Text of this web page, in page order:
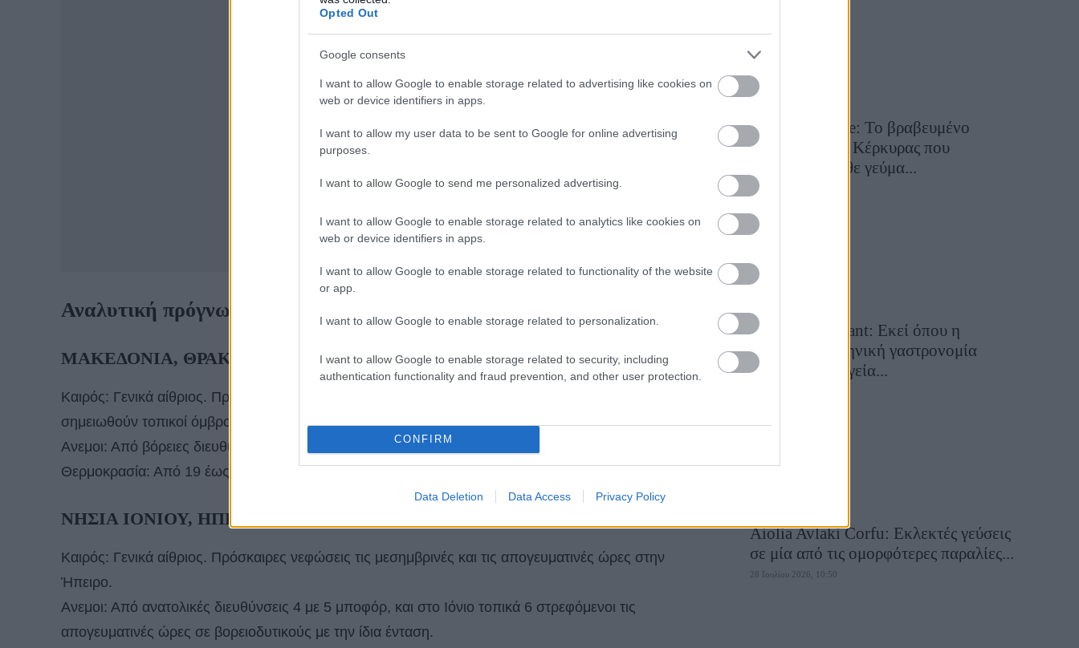
Opted Out
Google consents
I want to allow Google to enable storage related to advertising like cookies on
web or device identifiers in apps.
I want to allow my user data to be sent to Google for online advertising
purposes.
I want to allow Google to send me personalized advertising.
I want to allow Google to enable storage related to analytics like cookies on
web or device identifiers in apps.
I want to allow Google to enable storage related to functionality of the website
or app.
I want to allow Google to enable storage related to personalization.
I want to allow Google to enable storage related to security, including
authentication functionality and fraud prevention, and other user protection.
CONFIRM
Data Deletion Data Access Privacy Policy
Αναλυτική πρόγνωση της ΕΜΥ για σήμερα:
ΜΑΚΕΔΟΝΙΑ, ΘΡΑΚΗ
Καιρός: Γενικά αίθριος. Πρόσκαιρες νεφώσεις το μεσημέρι και το απόγευμα οπότε είναι πιθανό να
σημειωθούν τοπικοί όμβροι στα ορεινά.
Ανεμοι: Από βόρειες διευθύνσεις 3 με 5 και στα ανατολικά θαλάσσια βορειοανατολικοί έως 6 μποφόρ.
Θερμοκρασία: Από 19 έως 34 βαθμούς Κελσίου.
ΝΗΣΙΑ ΙΟΝΙΟΥ, ΗΠΕΙΡΟΣ, ΔΥΤΙΚΗ ΣΤΕΡΕΑ, ΔΥΤΙΚΗ ΠΕΛΟΠΟΝΝΗΣΟΣ
Καιρός: Γενικά αίθριος. Πρόσκαιρες νεφώσεις τις μεσημβρινές και τις απογευματινές ώρες στην
Ήπειρο.
Ανεμοι: Από ανατολικές διευθύνσεις 4 με 5 μποφόρ, και στο Ιόνιο τοπικά 6 στρεφόμενοι τις
απογευματινές ώρες σε βορειοδυτικούς με την ίδια ένταση.
Toula’s Seaside: Το βραβευμένο
εστιατόριο της Κέρκυρας που
μετατρέπει κάθε γεύμα...
28 Ιουλίου 2026, 11:05
Cavos Restaurant: Εκεί όπου η
αυθεντική ελληνική γαστρονομία
συναντά τη μαγεία...
Aiolia Avlaki Corfu: Εκλεκτές γεύσεις
σε μία από τις ομορφότερες παραλίες...
28 Ιουλίου 2026, 10:50